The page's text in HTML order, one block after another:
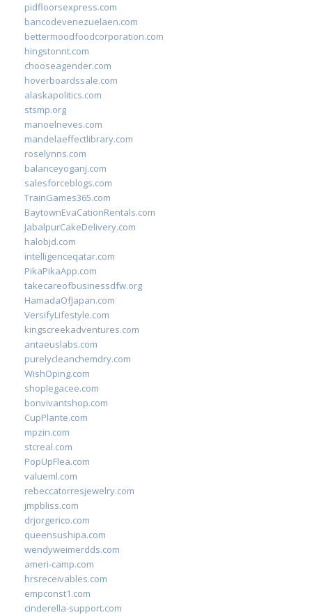
pidfloorsexpress.com
bancodevenezuelaen.com
bettermoodfoodcorporation.com
hingstonnt.com
chooseagender.com
hoverboardssale.com
alaskapolitics.com
stsmp.org
manoelneves.com
mandelaeffectlibrary.com
roselynns.com
balanceyoganj.com
salesforceblogs.com
TrainGames365.com
BaytownEvaCationRentals.com
JabalpurCakeDelivery.com
halobjd.com
intelligenceqatar.com
PikaPikaApp.com
takecareofbusinessdfw.org
HamadaOfJapan.com
VersifyLifestyle.com
kingscreekadventures.com
antaeuslabs.com
purelycleanchemdry.com
WishOping.com
shoplegacee.com
bonvivantshop.com
CupPlante.com
mpzin.com
stcreal.com
PopUpFlea.com
valueml.com
rebeccatorresjewelry.com
jmpbliss.com
drjorgerico.com
queensushipa.com
wendyweimerdds.com
ameri-camp.com
hrsreceivables.com
empconst1.com
cinderella-support.com